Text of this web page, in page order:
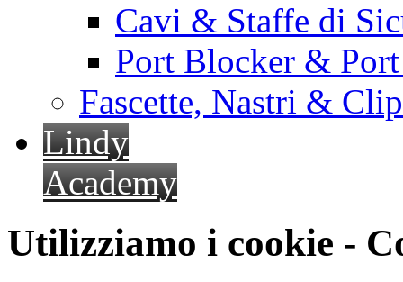
Cavi & Staffe di
Port Blocker &
Fascette, Nastri &
Lindy
Academy
Utilizziamo i cookie -